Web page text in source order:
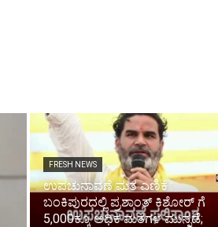
FRESH NEWS
ಉಪಚುನಾವಣೆ ಮತ ಎಣಿಕೆ :
ಬಂಕಿಪುರದಲ್ಲಿ ಪ್ರಶಾಂತ್ ಕಿಶೋರ್‌ ಗೆ
5,000ಕ್ಕೂ ಅಧಿಕ ಮತಗಳ ಮುನ್ನಡೆ;